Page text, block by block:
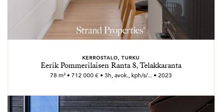
KERROSTALO, TURKU
Eerik Pommerilaisen Ranta 8, Telakkaranta
78 m² • 712 000 € • 3h, avok., kph/s/... • 2023